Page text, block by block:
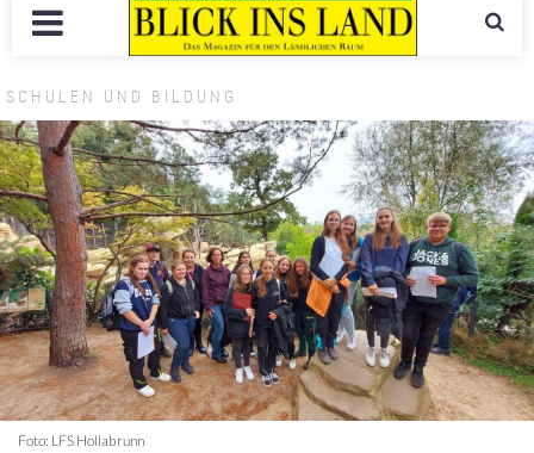
SCHULEN UND BILDUNG
Foto: LFS Hollabrunn